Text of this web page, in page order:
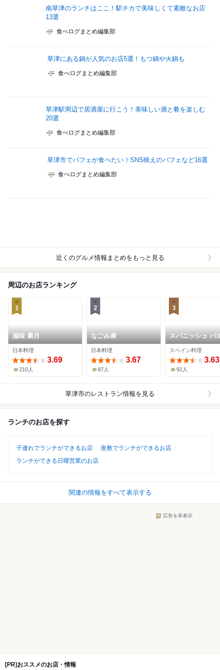
南草津のランチはここ！駅チカで美味しくて素敵なお店
13選
食べログまとめ編集部
草津にある鍋が人気のお店5選！もつ鍋や火鍋も
食べログまとめ編集部
草津駅周辺で居酒屋に行こう！美味しい酒と肴を楽しむ
20選
食べログまとめ編集部
草津市でパフェが食べたい！SNS映えのパフェなど16選
食べログまとめ編集部
近くのグルメ情報まとめをもっと見る
周辺のお店ランキング
1
滋味 康月
日本料理
3.69
210人
2
なごみ康
日本料理
3.67
87人
3
スパニッシュ バ
ロモ
スペイン料理
3.63
92人
草津市のレストラン情報を見る
ランチのお店を探す
子連れでランチができるお店
座敷でランチができるお店
ランチができる日曜営業のお店
関連の情報をすべて表示する
広告を非表示
[PR]おススメのお店・情報